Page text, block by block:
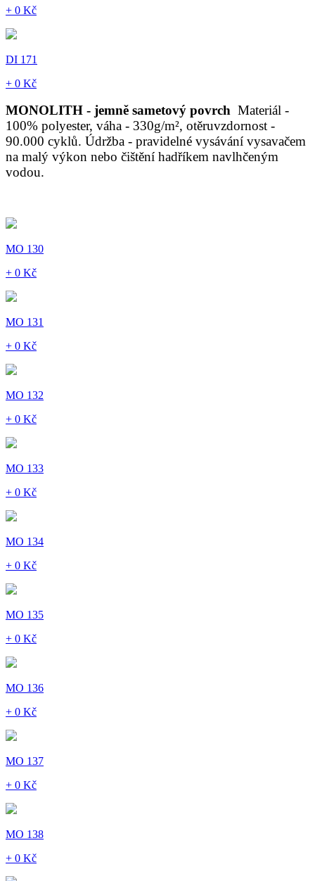
+ 0 Kč
DI 171
+ 0 Kč
MONOLITH - jemně sametový povrch Materiál -
100% polyester, váha - 330g/m², otěruvzdornost -
90.000 cyklů. Údržba - pravidelné vysávání vysavačem
na malý výkon nebo čištění hadříkem navlhčeným
vodou.
MO 130
+ 0 Kč
MO 131
+ 0 Kč
MO 132
+ 0 Kč
MO 133
+ 0 Kč
MO 134
+ 0 Kč
MO 135
+ 0 Kč
MO 136
+ 0 Kč
MO 137
+ 0 Kč
MO 138
+ 0 Kč